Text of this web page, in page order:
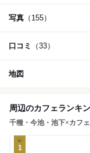
写真 （155）
口コミ （33）
地図
周辺のカフェランキ
千種・今池・池下×カフェ
1